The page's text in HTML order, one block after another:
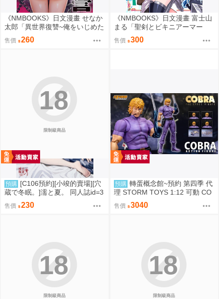
《NMBOOKS》日文漫畫 せなか
太郎「異世界復讐~俺をいじめた
奴らを最強スキルで支配する~
(1)」
售價 260
《NMBOOKS》日文漫畫 富士山
まる「聖剣とビキニアーマー
售價 300
限制級商品
18
預購 [C106預約][小竣的賣場][穴
蔵で冬眠。]濡と夏。 同人誌id=3
181919
售價 230
預購 轉蛋概念館~預約 第四季 代
理 STORM TOYS 1:12 可動 CO
BRA 眼鏡蛇 超商付款免訂金
售價 3040
限制級商品
18
限制級商品
18